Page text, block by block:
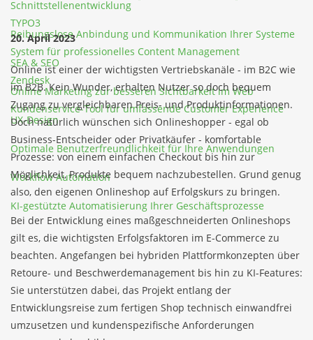
Schnittstellenentwicklung
Reibungslose Anbindung und Kommunikation Ihrer Systeme
SEA & SEO
Online Marketing zur besseren Sichtbarkeit im Web
UX-Design
Optimale Benutzerfreundlichkeit für Ihre Anwendungen
Workflow Automation
KI-gestützte Automatisierung Ihrer Geschäftsprozesse
TYPO3
System für professionelles Content Management
Zendesk
Kundenservice-Tool für umfassende Customer Experience
20. April 2023
Online ist einer der wichtigsten Vertriebskanäle - im B2C wie
im B2B. Kein Wunder, erhalten Nutzer so doch bequem
Zugang zu vergleichbaren Preis- und Produktinformationen.
Doch natürlich wünschen sich Onlineshopper - egal ob
Business-Entscheider oder Privatkäufer - komfortable
Prozesse: von einem einfachen Checkout bis hin zur
Möglichkeit, Produkte bequem nachzubestellen. Grund genug
also, den eigenen Onlineshop auf Erfolgskurs zu bringen.
Bei der Entwicklung eines maßgeschneiderten Onlineshops
gilt es, die wichtigsten Erfolgsfaktoren im E-Commerce zu
beachten. Angefangen bei hybriden Plattformkonzepten über
Retoure- und Beschwerdemanagement bis hin zu KI-Features:
Sie unterstützen dabei, das Projekt entlang der
Entwicklungsreise zum fertigen Shop technisch einwandfrei
umzusetzen und kundenspezifische Anforderungen